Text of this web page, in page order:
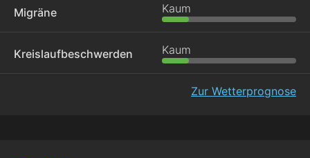
Migräne Kaum
Kreislaufbeschwerden Kaum
Zur Wetterprognose